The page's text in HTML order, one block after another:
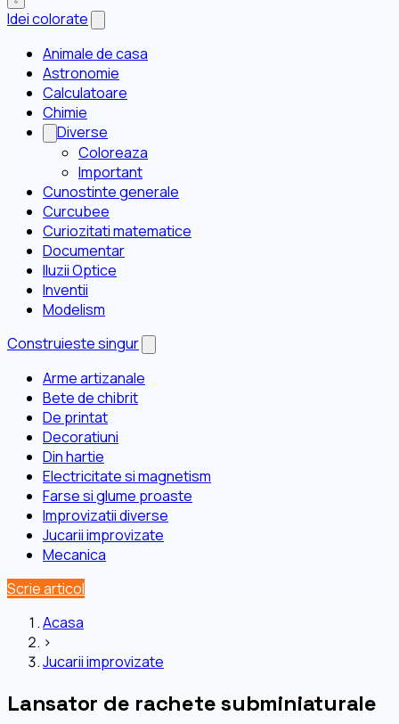
Idei colorate
Animale de casa
Astronomie
Calculatoare
Chimie
Diverse
Coloreaza
Important
Cunostinte generale
Curcubee
Curiozitati matematice
Documentar
Iluzii Optice
Inventii
Modelism
Construieste singur
Arme artizanale
Bete de chibrit
De printat
Decoratiuni
Din hartie
Electricitate si magnetism
Farse si glume proaste
Improvizatii diverse
Jucarii improvizate
Mecanica
Scrie articol
Acasa
›
Jucarii improvizate
Lansator de rachete subminiaturale